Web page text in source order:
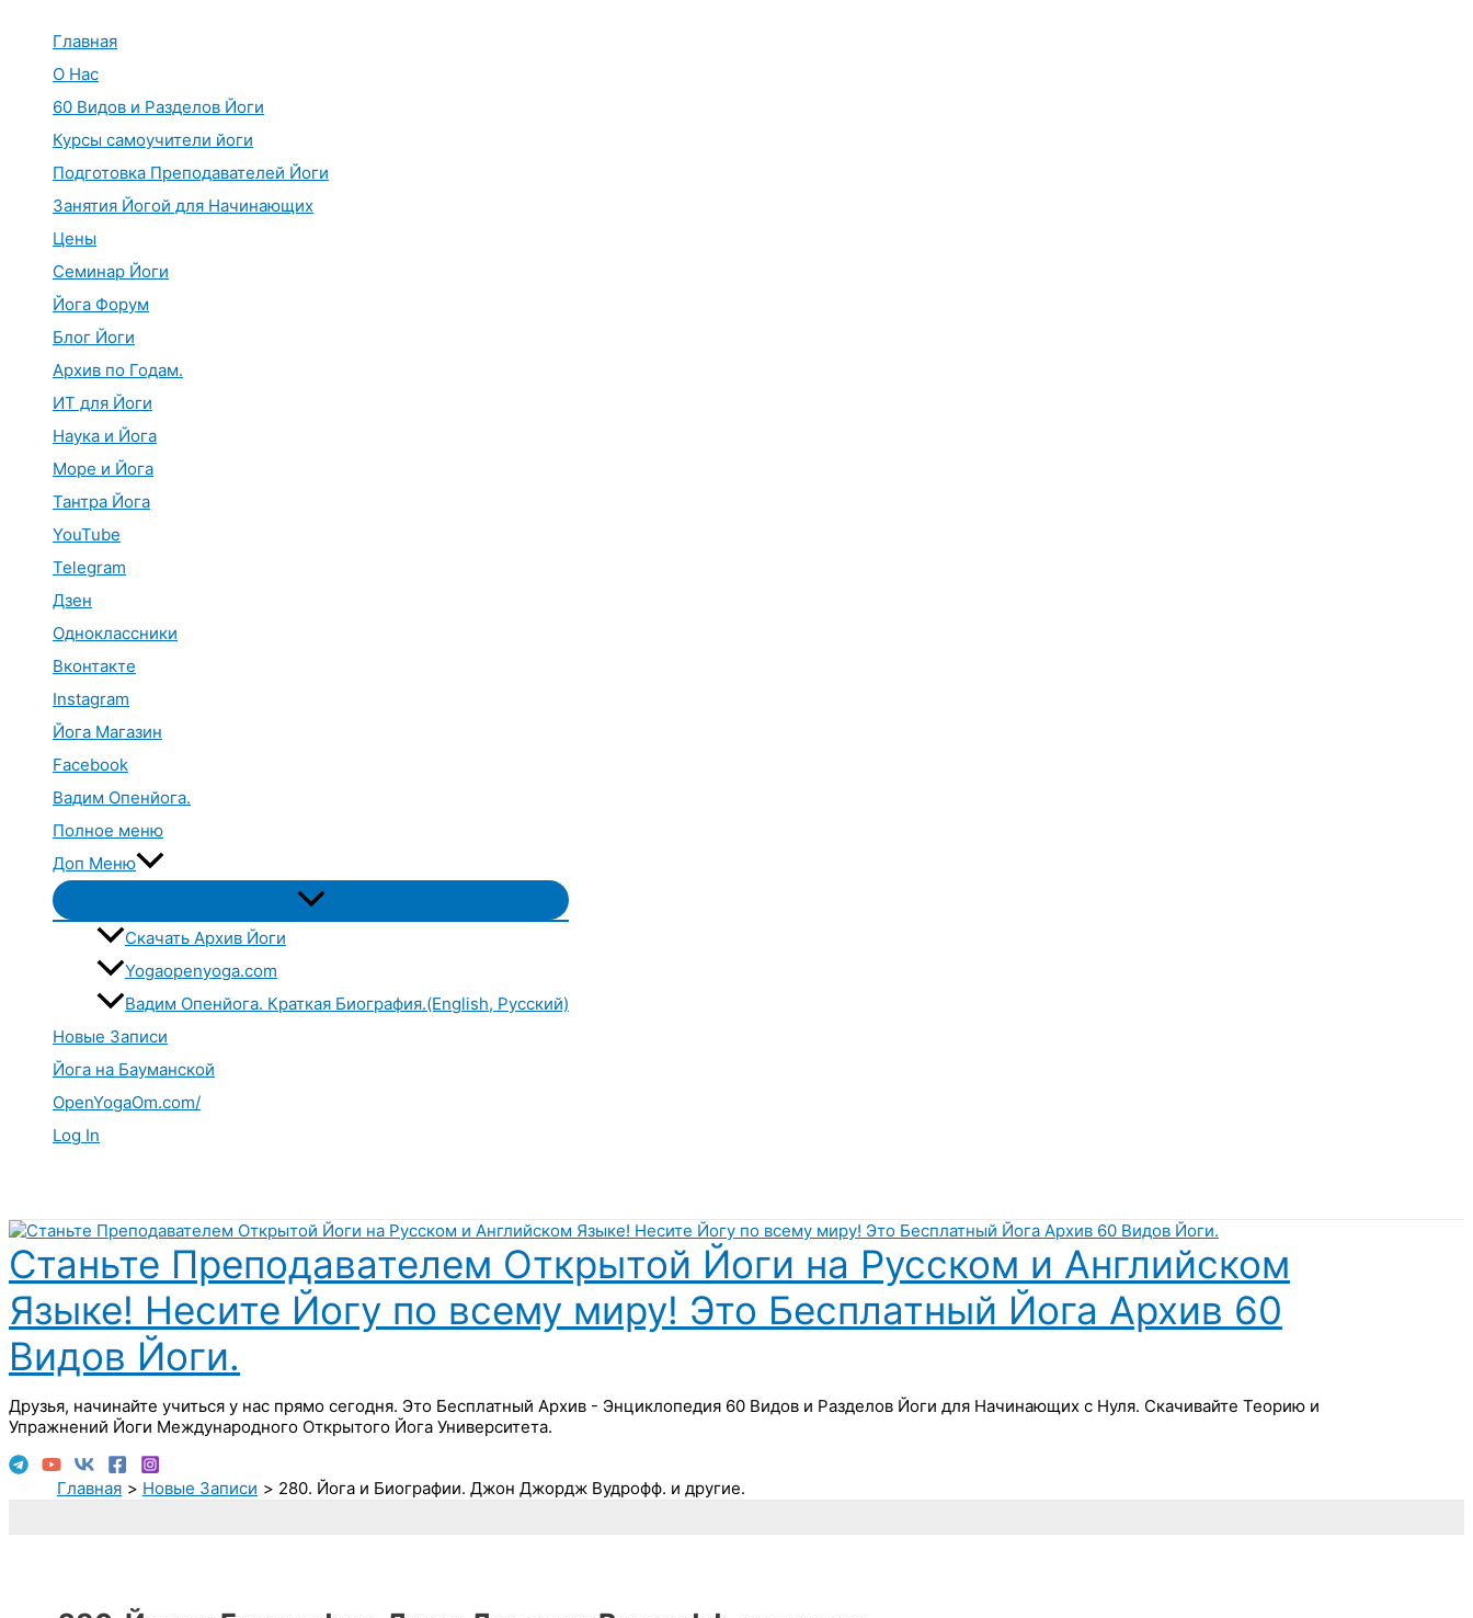
Главная
О Нас
60 Видов и Разделов Йоги
Курсы самоучители йоги
Подготовка Преподавателей Йоги
Занятия Йогой для Начинающих
Цены
Семинар Йоги
Йога Форум
Блог Йоги
Архив по Годам.
ИТ для Йоги
Наука и Йога
Море и Йога
Тантра Йога
YouTube
Telegram
Дзен
Одноклассники
Вконтакте
Instagram
Йога Магазин
Facebook
Вадим Опенйога.
Полное меню
Доп Меню
Переключатель
меню
Скачать Архив Йоги
Yogaopenyoga.com
Вадим Опенйога. Краткая Биография.(English, Русский)
Новые Записи
Йога на Бауманской
OpenYogaOm.com/
Log In
Станьте Преподавателем Открытой Йоги на Русском и Английском
Языке! Несите Йогу по всему миру! Это Бесплатный Йога Архив 60
Видов Йоги.
Друзья, начинайте учиться у нас прямо сегодня. Это Бесплатный Архив - Энциклопедия 60 Видов и Разделов Йоги для Начинающих с Нуля. Скачивайте Теорию и
Упражнений Йоги Международного Открытого Йога Университета.
Главная Новые Записи 280. Йога и Биографии. Джон Джордж Вудрофф. и другие.